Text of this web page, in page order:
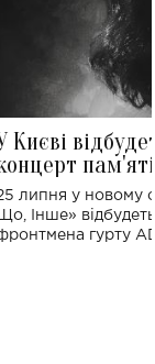
Києві
липня у новому
Інше»
гурту